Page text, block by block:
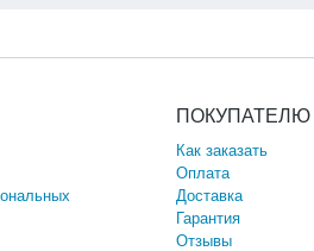
ПОКУПАТЕЛЮ
Как заказать
Оплата
Доставка
Гарантия
Отзывы